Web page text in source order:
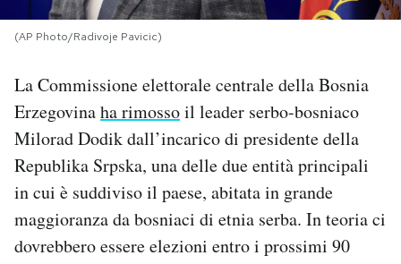
SHOP
CALENDARIO
Area Personale
Newsletter
Notifiche mobile
(AP Photo/Radivoje Pavicic)
La Commissione elettorale centrale della Bosnia
Erzegovinaha rimossoil leader serbo-bosniaco
Milorad Dodik dall’incarico di presidente della
Republika Srpska, una delle due entità principali
in cui è suddiviso il paese, abitata in grande
maggioranza da bosniaci di etnia serba. In teoria ci
dovrebbero essere elezioni entro i prossimi 90